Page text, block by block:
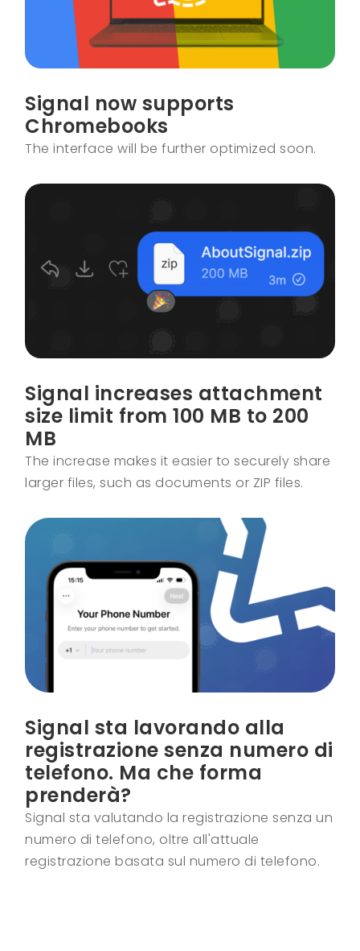
Signal now supports
Chromebooks
The interface will be further optimized soon.
Signal increases attachment
size limit from 100 MB to 200
MB
The increase makes it easier to securely share
larger files, such as documents or ZIP files.
Signal sta lavorando alla
registrazione senza numero di
telefono. Ma che forma
prenderà?
Signal sta valutando la registrazione senza un
numero di telefono, oltre all'attuale
registrazione basata sul numero di telefono.